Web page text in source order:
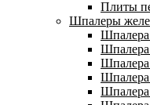
Плиты
Шпалеры
Шпалера
Шпалера
Шпалера
Шпалера
Шпалера